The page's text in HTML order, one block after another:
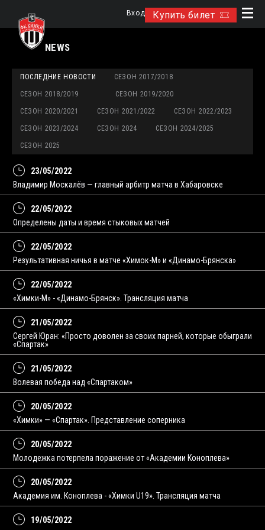
Купить билет
Вход
NEWS
ПОСЛЕДНИЕ НОВОСТИ СЕЗОН 2017/2018
СЕЗОН 2018/2019 СЕЗОН 2019/2020
СЕЗОН 2020/2021 СЕЗОН 2021/2022 СЕЗОН 2022/2023
СЕЗОН 2023/2024 СЕЗОН 2024 СЕЗОН 2024/2025
СЕЗОН 2025
23/05/2022
Владимир Москалёв — главный арбитр матча в Хабаровске
22/05/2022
Определены даты и время стыковых матчей
22/05/2022
Результативная ничья в матче «Химок-М» и «Динамо-Брянска»
22/05/2022
«Химки-M» - «Динамо-Брянск». Трансляция матча
21/05/2022
Сергей Юран: «Просто доволен за своих парней, которые обыграли
«Спартак»
21/05/2022
Волевая победа над «Спартаком»
20/05/2022
«Химки» — «Спартак». Представление соперника
20/05/2022
Молодежка потерпела поражение от «Академии Коноплева»
20/05/2022
Академия им. Коноплева - «Химки U19». Трансляция матча
19/05/2022